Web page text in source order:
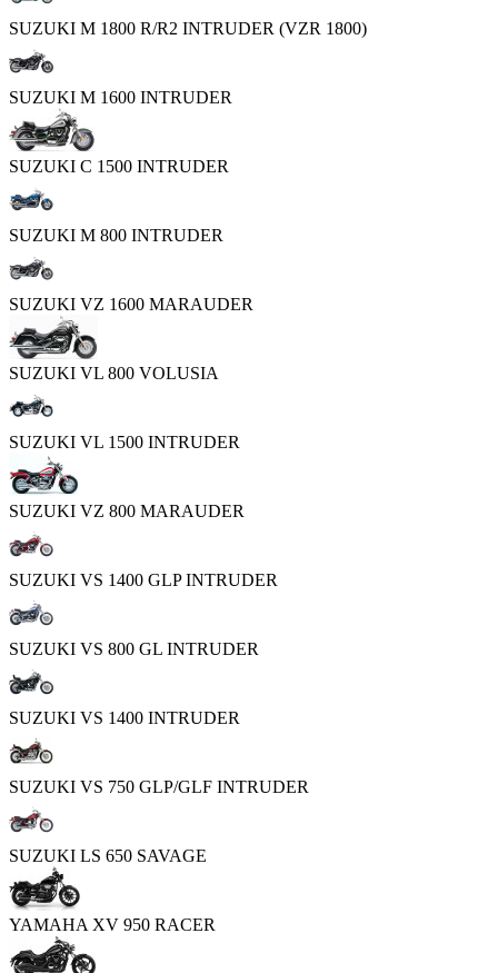
SUZUKI M 1800 R/R2 INTRUDER (VZR 1800)
SUZUKI M 1600 INTRUDER
SUZUKI C 1500 INTRUDER
SUZUKI M 800 INTRUDER
SUZUKI VZ 1600 MARAUDER
SUZUKI VL 800 VOLUSIA
SUZUKI VL 1500 INTRUDER
SUZUKI VZ 800 MARAUDER
SUZUKI VS 1400 GLP INTRUDER
SUZUKI VS 800 GL INTRUDER
SUZUKI VS 1400 INTRUDER
SUZUKI VS 750 GLP/GLF INTRUDER
SUZUKI LS 650 SAVAGE
YAMAHA XV 950 RACER